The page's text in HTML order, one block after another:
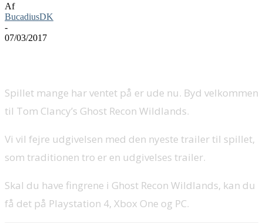
Af
BucadiusDK
-
07/03/2017
Spillet mange har ventet på er ude nu. Byd velkommen
til Tom Clancy’s Ghost Recon Wildlands.
Vi vil fejre udgivelsen med den nyeste trailer til spillet,
som traditionen tro er en udgivelses trailer.
Skal du have fingrene i Ghost Recon Wildlands, kan du
få det på Playstation 4, Xbox One og PC.